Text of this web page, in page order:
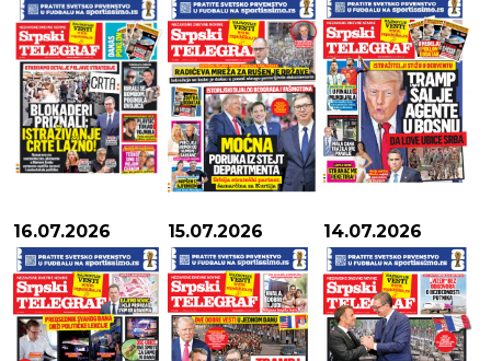
16.07.2026 15.07.2026 14.07.2026